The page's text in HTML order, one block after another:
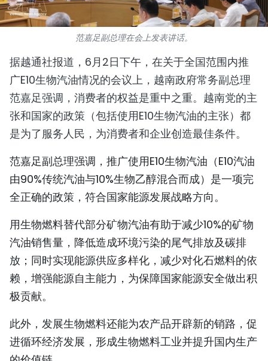
史海
多功能媒体
图表新闻
图库
视频
人民报社简介
TIẾNG VIỆT
ENGLISH
FRANÇAIS
РУССКИЙ
范嘉足副总理在会上发表讲话。
据越通社报道，6月2日下午，在关于全国范围内推
广E10生物汽油情况的会议上，越南政府常务副总理
范嘉足强调，消费者的权益是重中之重。越南党的主
张和国家的政策（包括使用E10生物汽油的主张）都
是为了服务人民，为消费者和企业创造最佳条件。
范嘉足副总理强调，推广使用E10生物汽油（E10汽油
由90%传统汽油与10%生物乙醇混合而成）是一项完
全正确的政策，符合国家能源发展战略方向。
用生物燃料替代部分矿物汽油有助于减少10%的矿物
汽油销售量，降低造成环境污染的尾气排放及碳排
放；同时实现能源供应多样化，减少对化石燃料的依
赖，增强能源自主能力，为保障国家能源安全做出积
极贡献。
此外，发展生物燃料还能为农产品开辟新的销路，促
进循环经济发展，形成生物燃料工业并提升国内生产